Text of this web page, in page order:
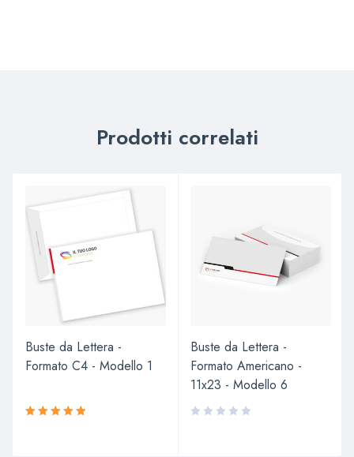
Prodotti correlati
Buste da Lettera -
Formato C4 - Modello 1
Buste da Lettera -
Formato Americano -
11x23 - Modello 6